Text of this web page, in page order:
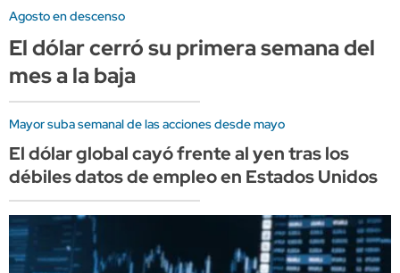
Agosto en descenso
El dólar cerró su primera semana del
mes a la baja
Mayor suba semanal de las acciones desde mayo
El dólar global cayó frente al yen tras los
débiles datos de empleo en Estados Unidos